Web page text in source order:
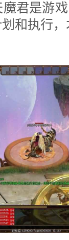
君是游
和执行